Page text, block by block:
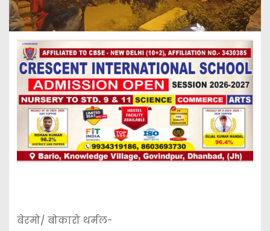
बेरमो/ बोकारो थर्मल-